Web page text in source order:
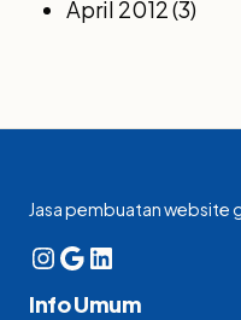
April 2012(3)
Jasa pembuatan website
InstagramGoogle LinkedIn
Info Umum